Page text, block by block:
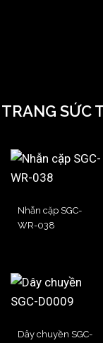
SỨC
Nhẫn cặp SGC-
WR-038
Dây chuyền SGC-